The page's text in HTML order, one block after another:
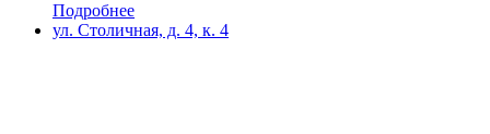
Подробнее
ул. Столичная, д. 4, к. 4